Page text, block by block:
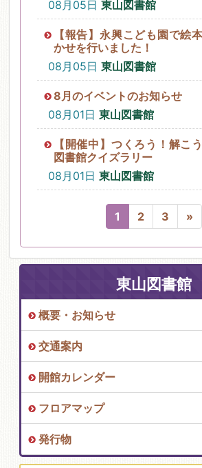
08月05日 東山図書館
【報告】永興こども園で絵
かせを行いました！
08月05日 東山図書館
8月のイベントのお知らせ
08月01日 東山図書館
【開催中】つくろう！解こ
図書館クイズラリー
08月01日 東山図書館
1 2 3 »
東山図書館
概要・お知らせ
交通案内
開館カレンダー
フロアマップ
発行物